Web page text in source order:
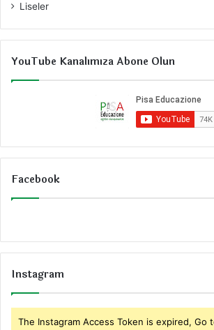
Liseler
YouTube Kanalımıza Abone Olun
Facebook
Instagram
The Instagram Access Token is expired, Go